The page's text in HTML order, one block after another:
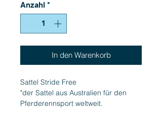
Anzahl *
In den Warenkorb
Sattel Stride Free
"der Sattel aus Australien für den
Pferderennsport weltweit.